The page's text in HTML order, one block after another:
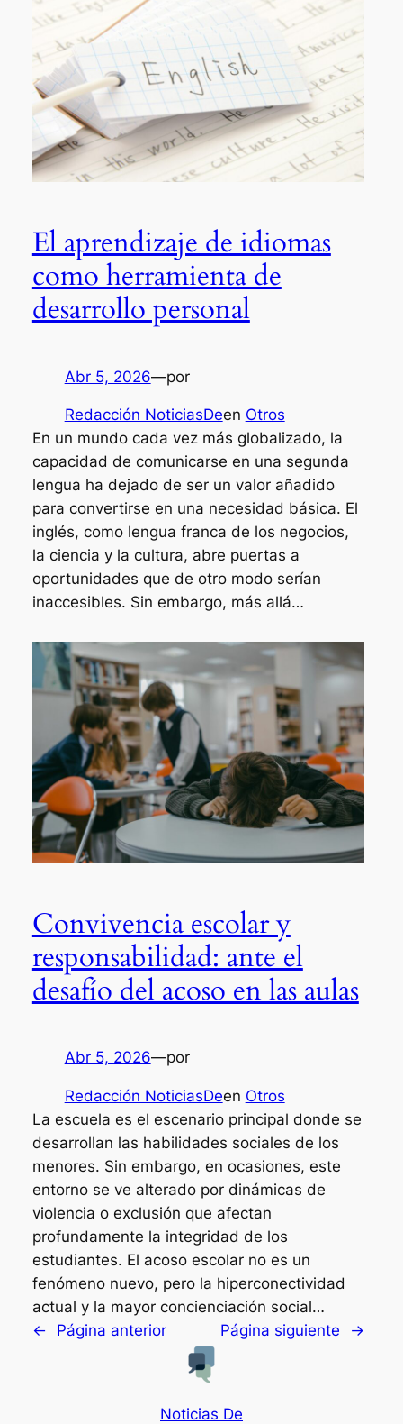
El aprendizaje de idiomas
como herramienta de
desarrollo personal
Abr 5, 2026—por
Redacción NoticiasDeen Otros
En un mundo cada vez más globalizado, la
capacidad de comunicarse en una segunda
lengua ha dejado de ser un valor añadido
para convertirse en una necesidad básica. El
inglés, como lengua franca de los negocios,
la ciencia y la cultura, abre puertas a
oportunidades que de otro modo serían
inaccesibles. Sin embargo, más allá…
Convivencia escolar y
responsabilidad: ante el
desafío del acoso en las aulas
Abr 5, 2026—por
Redacción NoticiasDeen Otros
La escuela es el escenario principal donde se
desarrollan las habilidades sociales de los
menores. Sin embargo, en ocasiones, este
entorno se ve alterado por dinámicas de
violencia o exclusión que afectan
profundamente la integridad de los
estudiantes. El acoso escolar no es un
fenómeno nuevo, pero la hiperconectividad
actual y la mayor concienciación social…
←
Página anterior Página siguiente →
Noticias De